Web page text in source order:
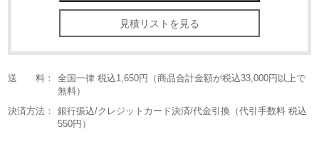
見積リストを見る
送 料：
全国一律 税込1,650円（商品合計金額が税込33,000円以上で
無料）
決済方法：
銀行振込/クレジットカード決済/代金引換（代引手数料 税込
550円）